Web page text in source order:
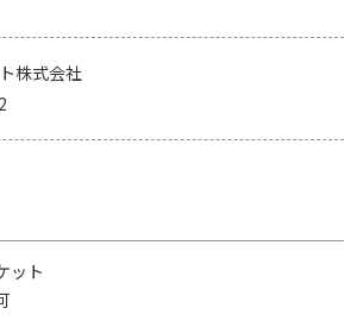
株式会社
ット